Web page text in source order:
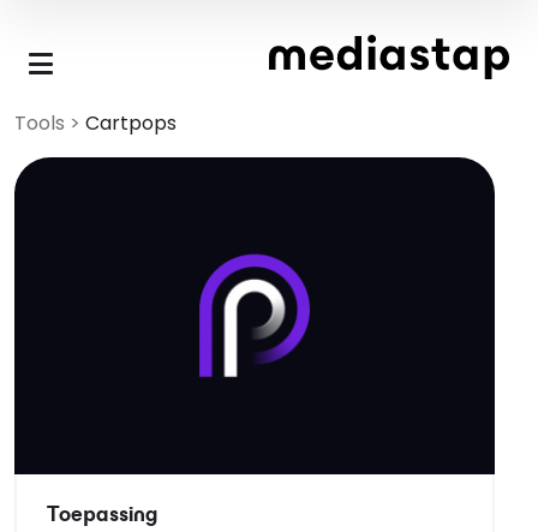
Tools > Cartpops
Toepassing